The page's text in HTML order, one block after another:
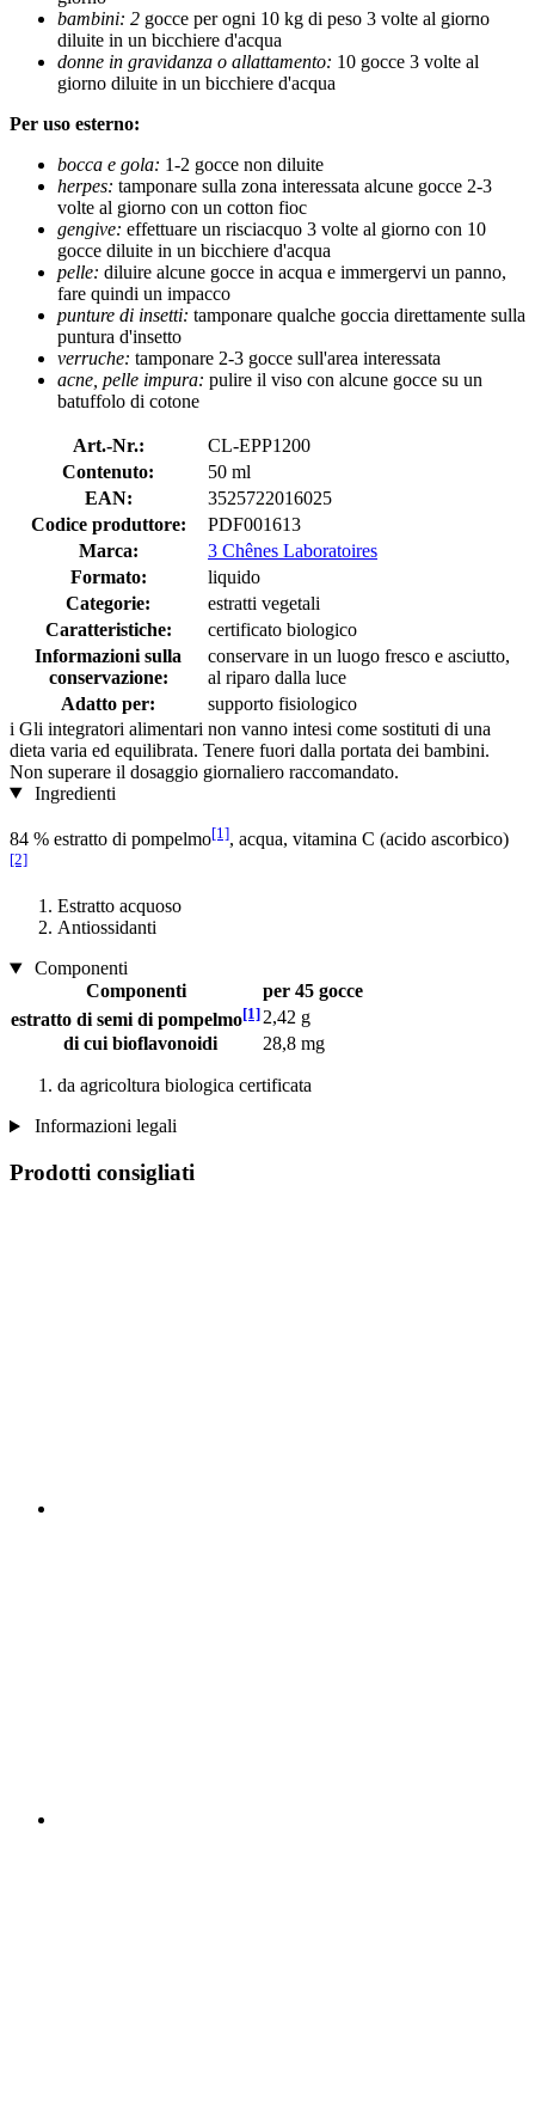
bambini: 2 gocce per ogni 10 kg di peso 3 volte al giorno
diluite in un bicchiere d'acqua
donne in gravidanza o allattamento: 10 gocce 3 volte al
giorno diluite in un bicchiere d'acqua
Per uso esterno:
bocca e gola: 1-2 gocce non diluite
herpes: tamponare sulla zona interessata alcune gocce 2-3
volte al giorno con un cotton fioc
gengive: effettuare un risciacquo 3 volte al giorno con 10
gocce diluite in un bicchiere d'acqua
pelle: diluire alcune gocce in acqua e immergervi un panno,
fare quindi un impacco
punture di insetti: tamponare qualche goccia direttamente sulla
puntura d'insetto
verruche: tamponare 2-3 gocce sull'area interessata
acne, pelle impura: pulire il viso con alcune gocce su un
batuffolo di cotone
Art.-Nr.:
CL-EPP1200
Contenuto:
50 ml
EAN:
3525722016025
Codice produttore:
PDF001613
Marca:
3 Chênes Laboratoires
Formato:
liquido
Categorie:
estratti vegetali
Caratteristiche:
certificato biologico
Informazioni sulla
conservazione:
conservare in un luogo fresco e asciutto,
al riparo dalla luce
Adatto per:
supporto fisiologico
i Gli integratori alimentari non vanno intesi come sostituti di una
dieta varia ed equilibrata. Tenere fuori dalla portata dei bambini.
Non superare il dosaggio giornaliero raccomandato.
Ingredienti
84 % estratto di pompelmo[1], acqua, vitamina C (acido ascorbico)
[2]
Estratto acquoso
Antiossidanti
Componenti
Componenti
per 45 gocce
estratto di semi di pompelmo[1] 2,42 g
di cui bioflavonoidi
28,8 mg
da agricoltura biologica certificata
Informazioni legali
Prodotti consigliati